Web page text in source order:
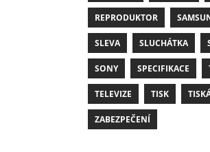
REPRODUKTOR
SLEVA SLUCHÁTKA
SONY SPECIFIKACE
TELEVIZE TISK
ZABEZPEČENÍ